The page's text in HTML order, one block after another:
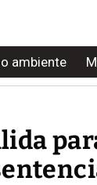
ambiente